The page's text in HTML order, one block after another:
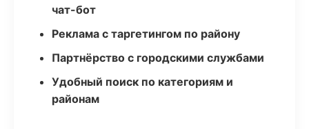
чат-бот
Реклама с таргетингом по району
Партнёрство с городскими службами
Удобный поиск по категориям и
районам